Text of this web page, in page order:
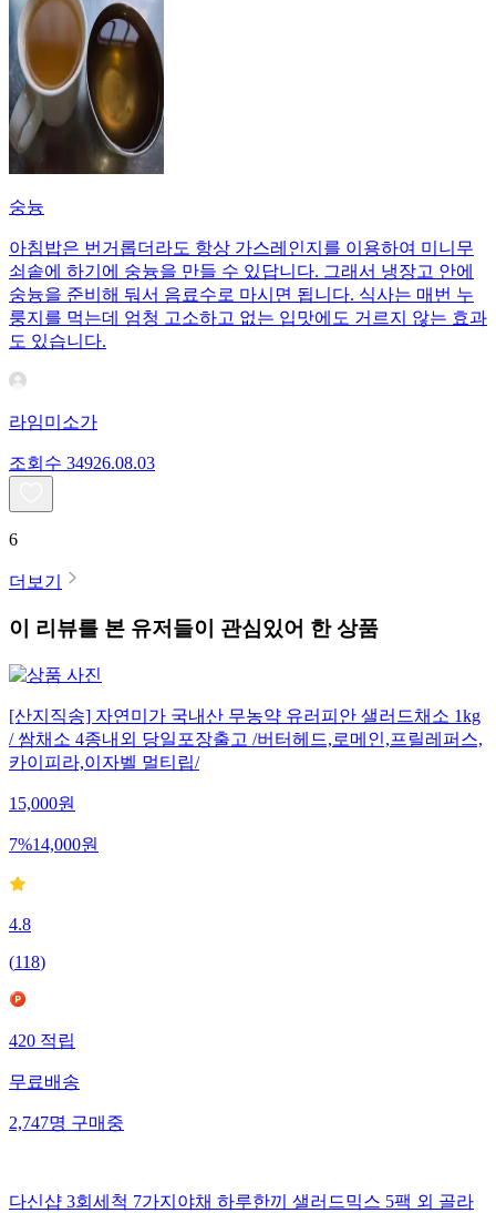
숭늉
아침밥은 번거롭더라도 항상 가스레인지를 이용하여 미니무
쇠솥에 하기에 숭늉을 만들 수 있답니다. 그래서 냉장고 안에
숭늉을 준비해 둬서 음료수로 마시면 됩니다. 식사는 매번 누
룽지를 먹는데 엄청 고소하고 없는 입맛에도 거르지 않는 효과
도 있습니다.
라임미소가
조회수 34926.08.03
6
더보기
이 리뷰를 본 유저들이 관심있어 한 상품
[산지직송] 자연미가 국내산 무농약 유러피안 샐러드채소 1kg
/ 쌈채소 4종내외 당일포장출고 /버터헤드,로메인,프릴레퍼스,
카이피라,이자벨 멀티립/
15,000원
7%14,000원
4.8
(118)
420 적립
무료배송
2,747명 구매중
다신샵 3회세척 7가지야채 하루한끼 샐러드믹스 5팩 외 골라